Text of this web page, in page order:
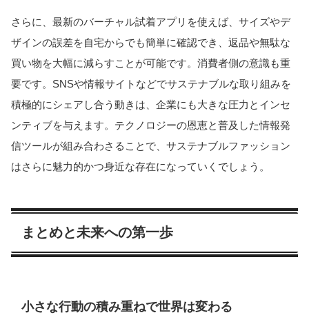
さらに、最新のバーチャル試着アプリを使えば、サイズやデ
ザインの誤差を自宅からでも簡単に確認でき、返品や無駄な
買い物を大幅に減らすことが可能です。 消費者側の意識も重
要です。SNSや情報サイトなどでサステナブルな取り組みを
積極的にシェアし合う動きは、企業にも大きな圧力とインセ
ンティブを与えます。テクノロジーの恩恵と普及した情報発
信ツールが組み合わさることで、サステナブルファッション
はさらに魅力的かつ身近な存在になっていくでしょう。
まとめと未来への第一歩
小さな行動の積み重ねで世界は変わる